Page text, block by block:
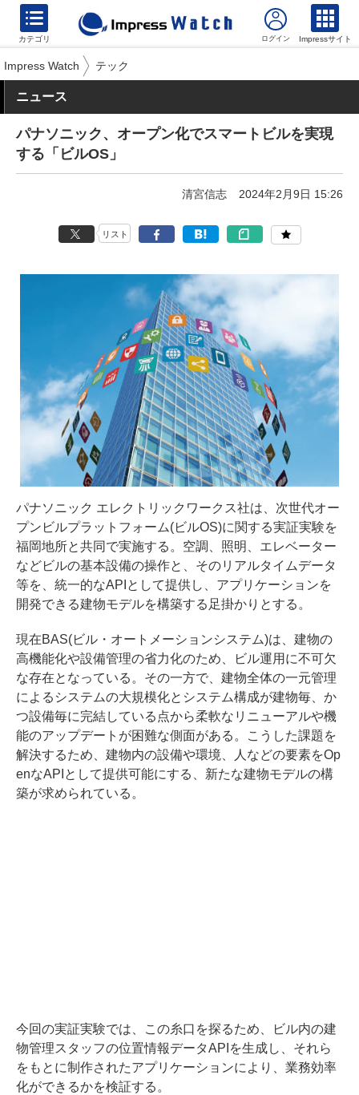
カテゴリ Impressサイト
Impress Watch テック
ニュース
パナソニック、オープン化でスマートビルを実現
する「ビルOS」
清宮信志 2024年2月9日 15:26
リスト
パナソニック エレクトリックワークス社は、次世代オー
プンビルプラットフォーム(ビルOS)に関する実証実験を
福岡地所と共同で実施する。空調、照明、エレベーター
などビルの基本設備の操作と、そのリアルタイムデータ
等を、統一的なAPIとして提供し、アプリケーションを
開発できる建物モデルを構築する足掛かりとする。
現在BAS(ビル・オートメーションシステム)は、建物の
高機能化や設備管理の省力化のため、ビル運用に不可欠
な存在となっている。その一方で、建物全体の一元管理
によるシステムの大規模化とシステム構成が建物毎、か
つ設備毎に完結している点から柔軟なリニューアルや機
能のアップデートが困難な側面がある。こうした課題を
解決するため、建物内の設備や環境、人などの要素をOp
enなAPIとして提供可能にする、新たな建物モデルの構
築が求められている。
今回の実証実験では、この糸口を探るため、ビル内の建
物管理スタッフの位置情報データAPIを生成し、それら
をもとに制作されたアプリケーションにより、業務効率
化ができるかを検証する。